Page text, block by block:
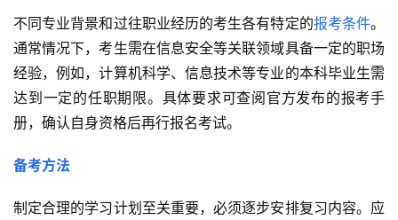
不同专业背景和过往职业经历的考生各有特定的报考条件。
通常情况下，考生需在信息安全等关联领域具备一定的职场
经验，例如，计算机科学、信息技术等专业的本科毕业生需
达到一定的任职期限。具体要求可查阅官方发布的报考手
册，确认自身资格后再行报名考试。
备考方法
制定合理的学习计划至关重要，必须逐步安排复习内容。应